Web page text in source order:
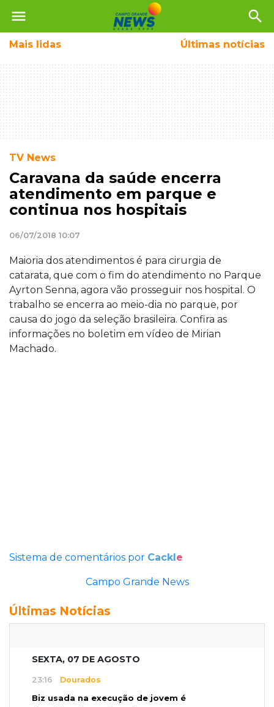
menu search
Mais lidas Últimas notícias
TV News
Caravana da saúde encerra
atendimento em parque e
continua nos hospitais
06/07/2018 10:07
Maioria dos atendimentos é para cirurgia de
catarata, que com o fim do atendimento no Parque
Ayrton Senna, agora vão prosseguir nos hospital. O
trabalho se encerra ao meio-dia no parque, por
causa do jogo da seleção brasileira. Confira as
informações no boletim em vídeo de Mirian
Machado.
Sistema de comentários por Cackle
Campo Grande News
Últimas Notícias
SEXTA, 07 DE AGOSTO
23:16 Dourados
Biz usada na execução de jovem é